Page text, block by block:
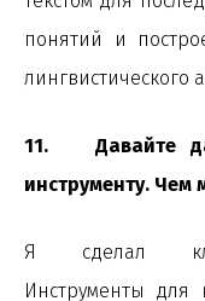
понятий и
лингвистического
11. Давайте
инструменту. Чем
Я сделал
Инструменты для